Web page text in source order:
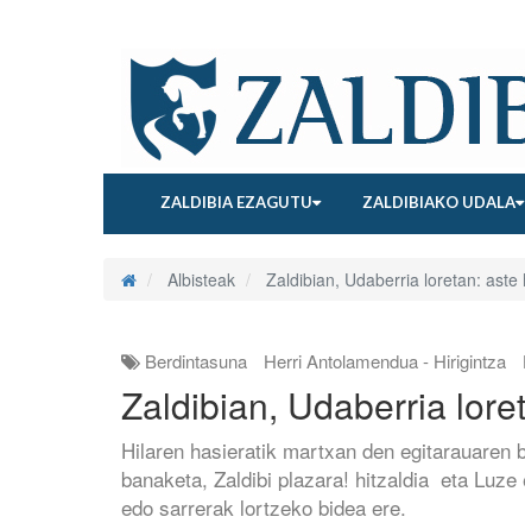
ZALDIBIA EZAGUTU ZALDIBIAKO UDALA
Albisteak Zaldibian, Udaberria loretan:
Berdintasuna Herri Antolamendua - Hirigintza
Zaldibian, Udaberria
Hilaren hasieratik martxan den egitarauaren
banaketa, Zaldibi plazara! hitzaldia eta
edo sarrerak lortzeko bidea ere.